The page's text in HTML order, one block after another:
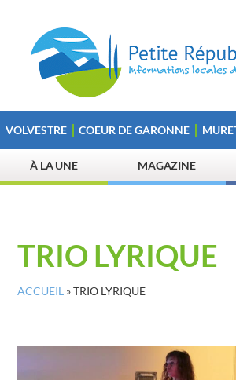
VOLVESTRE COEUR DE GARONNE
À LA UNE MAGAZINE
TRIO LYRIQUE
ACCUEIL »TRIO LYRIQUE